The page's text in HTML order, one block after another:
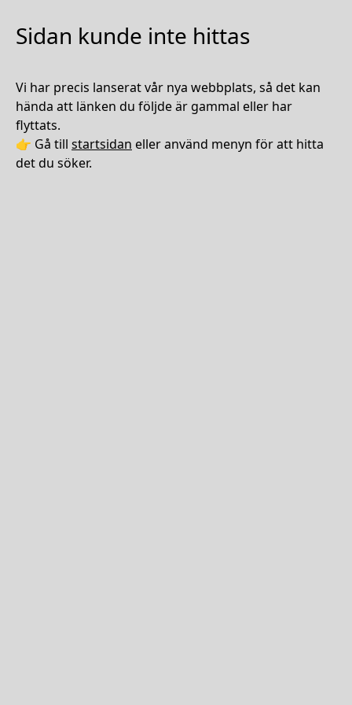
Sidan kunde inte hittas
Vi har precis lanserat vår nya webbplats, så det kan
hända att länken du följde är gammal eller har
flyttats.
👉 Gå till startsidan eller använd menyn för att hitta
det du söker.